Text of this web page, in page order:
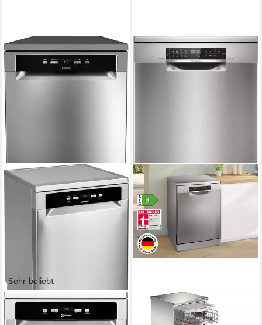
Sehr beliebt
BAUKNECHT
Standgeschirrspüler OBFC
BOSCH
Standgeschirrspüler Serie 6